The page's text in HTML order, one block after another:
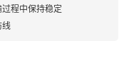
程中保持稳定
线